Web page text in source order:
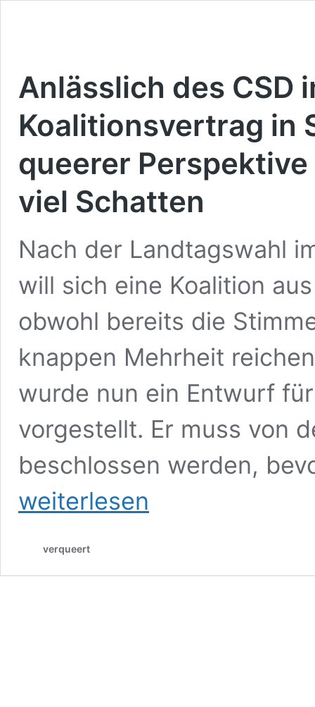
Anlässlich des CSD
Koalitionsvertrag in
queerer
viel Schatten
Nach der Landtagswahl
will sich eine Koalition
obwohl bereits die
knappen Mehrheit
wurde nun ein Entwurf
vorgestellt. Er muss von
beschlossen werden,
weiterlesen
verqueert